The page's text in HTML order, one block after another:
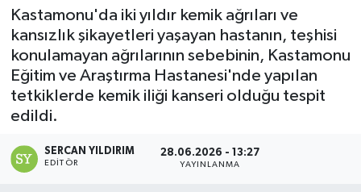
Kastamonu'da iki yıldır kemik ağrıları ve
kansızlık şikayetleri yaşayan hastanın, teşhisi
konulamayan ağrılarının sebebinin, Kastamonu
Eğitim ve Araştırma Hastanesi'nde yapılan
tetkiklerde kemik iliği kanseri olduğu tespit
edildi.
SERCAN YILDIRIM
EDITÖR
28.06.2026 - 13:27
YAYINLANMA
SAĞLIK
GÜNCEL
RESMİ İLAN
Künye